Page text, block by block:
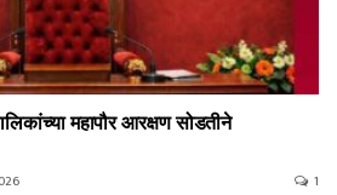
महापौर आरक्षण सोडतीने
1